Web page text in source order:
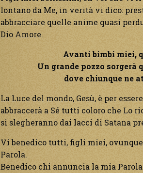
lontano da Me, in verità vi dico:
abbracciare quelle anime quasi
Dio Amore.
Avanti bimbi miei,
Un grande pozzo sorgerà
dove chiunque ne
La Luce del mondo, Gesù, è per
abbraccerà a Sé tutti coloro che Lo
si slegheranno dai lacci di Satana
Vi benedico tutti, figli miei,
Parola.
Benedico chi annuncia la mia